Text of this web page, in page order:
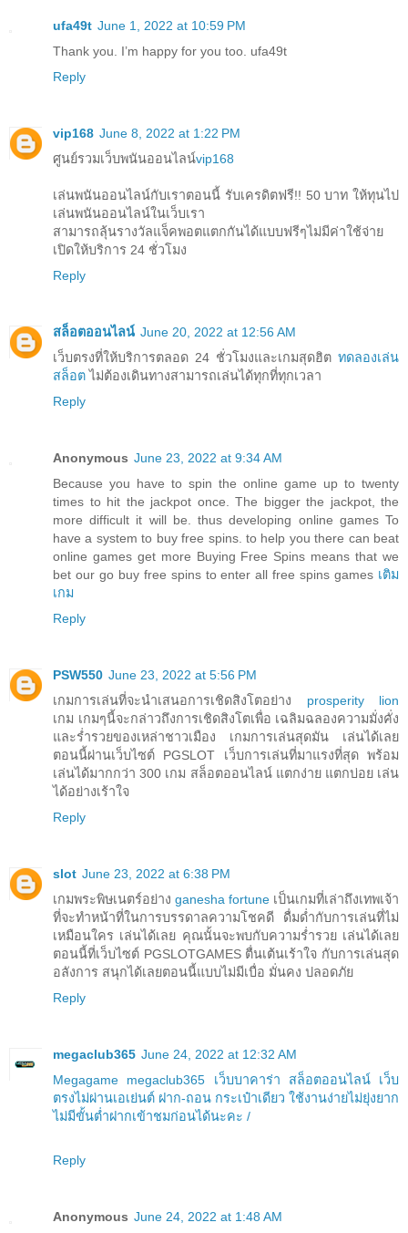
ufa49t June 1, 2022 at 10:59 PM
Thank you. I’m happy for you too. ufa49t
Reply
vip168 June 8, 2022 at 1:22 PM
ศูนย์รวมเว็บพนันออนไลน์vip168
เล่นพนันออนไลน์กับเราตอนนี้ รับเครดิตฟรี!! 50 บาท ให้ทุนไป
เล่นพนันออนไลน์ในเว็บเรา
สามารถลุ้นรางวัลแจ็คพอตแตกกันได้แบบฟรีๆไม่มีค่าใช้จ่าย
เปิดให้บริการ 24 ชั่วโมง
Reply
สล็อตออนไลน์ June 20, 2022 at 12:56 AM
เว็บตรงที่ให้บริการตลอด 24 ชั่วโมงและเกมสุดฮิต ทดลองเล่น
สล็อตไม่ต้องเดินทางสามารถเล่นได้ทุกที่ทุกเวลา
Reply
Anonymous June 23, 2022 at 9:34 AM
Because you have to spin the online game up to twenty
times to hit the jackpot once. The bigger the jackpot, the
more difficult it will be. thus developing online games To
have a system to buy free spins. to help you there can beat
online games get more Buying Free Spins means that we
bet our go buy free spins to enter all free spins games เติม
เกม
Reply
PSW550 June 23, 2022 at 5:56 PM
เกมการเล่นที่จะนำเสนอการเชิดสิงโตอย่าง prosperity lion
เกม เกมๆนี้จะกล่าวถึงการเชิดสิงโตเพื่อ เฉลิมฉลองความมั่งคั่ง
และร่ำรวยของเหล่าชาวเมือง เกมการเล่นสุดมัน เล่นได้เลย
ตอนนี้ผ่านเว็บไซต์ PGSLOT เว็บการเล่นที่มาแรงที่สุด พร้อม
เล่นได้มากกว่า 300 เกม สล็อตออนไลน์ แตกง่าย แตกบ่อย เล่น
ได้อย่างเร้าใจ
Reply
slot June 23, 2022 at 6:38 PM
เกมพระพิษเนตร์อย่าง ganesha fortune เป็นเกมที่เล่าถึงเทพเจ้า
ที่จะทำหน้าที่ในการบรรดาลความโชคดี ดื่มด่ำกับการเล่นที่ไม่
เหมือนใคร เล่นได้เลย คุณนั้นจะพบกับความร่ำรวย เล่นได้เลย
ตอนนี้ที่เว็บไซต์ PGSLOTGAMES ตื่นเต้นเร้าใจ กับการเล่นสุด
อลังการ สนุกได้เลยตอนนี้แบบไม่มีเบื่อ มั่นคง ปลอดภัย
Reply
megaclub365 June 24, 2022 at 12:32 AM
Megagame megaclub365 เว็บบาคาร่า สล็อตออนไลน์ เว็บ
ตรงไม่ผ่านเอเย่นต์ ฝาก-ถอน กระเป๋าเดียว ใช้งานง่ายไม่ยุ่งยาก
ไม่มีขั้นต่ำฝากเข้าชมก่อนได้นะคะ /
Reply
Anonymous June 24, 2022 at 1:48 AM